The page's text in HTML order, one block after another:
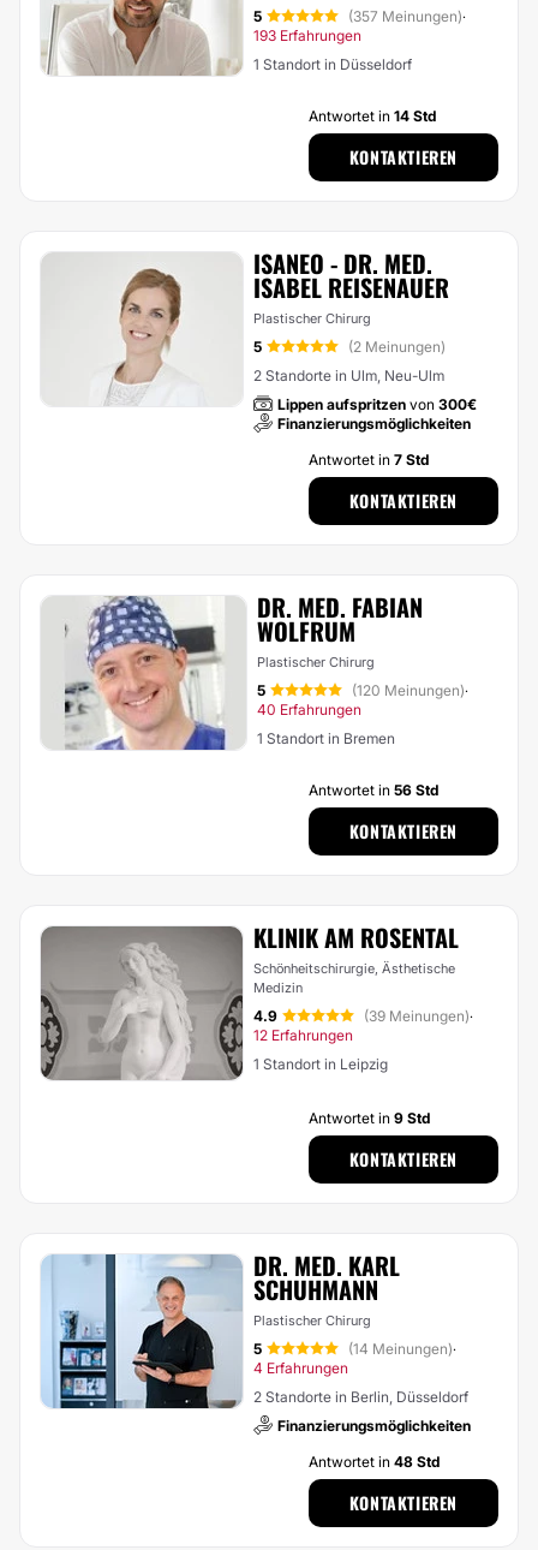
5 (357 Meinungen)·
193 Erfahrungen
1 Standort in Düsseldorf
Antwortet in 14 Std
KONTAKTIEREN
ISANEO - DR. MED.
ISABEL REISENAUER
Plastischer Chirurg
5
(2 Meinungen)
2 Standorte in Ulm, Neu-Ulm
Lippen aufspritzen von 300€
Finanzierungsmöglichkeiten
Antwortet in 7 Std
KONTAKTIEREN
DR. MED. FABIAN
WOLFRUM
Plastischer Chirurg
5 (120 Meinungen)·
40 Erfahrungen
1 Standort in Bremen
Antwortet in 56 Std
KONTAKTIEREN
KLINIK AM ROSENTAL
Schönheitschirurgie, Ästhetische
Medizin
4.9 (39 Meinungen)·
12 Erfahrungen
1 Standort in Leipzig
Antwortet in 9 Std
KONTAKTIEREN
DR. MED. KARL
SCHUHMANN
Plastischer Chirurg
5 (14 Meinungen)·
4 Erfahrungen
2 Standorte in Berlin, Düsseldorf
Finanzierungsmöglichkeiten
Antwortet in 48 Std
KONTAKTIEREN